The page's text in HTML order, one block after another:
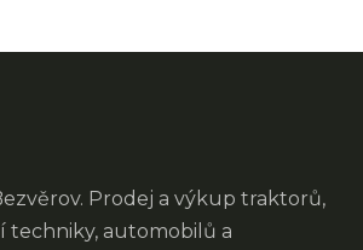
Prodej a výkup traktorů,
techniky, automobilů a